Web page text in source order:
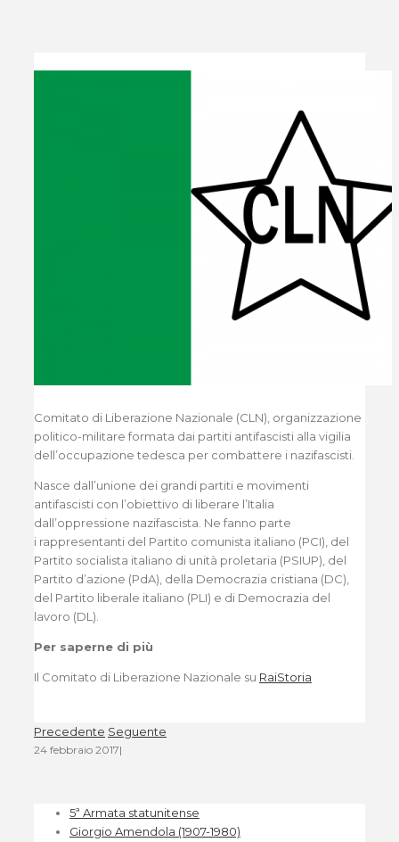
Comitato di Liberazione Nazionale (CLN), organizzazione
politico-militare formata dai partiti antifascisti alla vigilia
dell’occupazione tedesca per combattere i nazifascisti.
Nasce dall’unione dei grandi partiti e movimenti
antifascisti con l’obiettivo di liberare l’Italia
dall’oppressione nazifascista. Ne fanno parte
i rappresentanti del Partito comunista italiano (PCI), del
Partito socialista italiano di unità proletaria (PSIUP), del
Partito d’azione (PdA), della Democrazia cristiana (DC),
del Partito liberale italiano (PLI) e di Democrazia del
lavoro (DL).
Per saperne di più
Il Comitato di Liberazione Nazionale su RaiStoria
Precedente Seguente
24 febbraio 2017|
5ª Armata statunitense
Giorgio Amendola (1907-1980)